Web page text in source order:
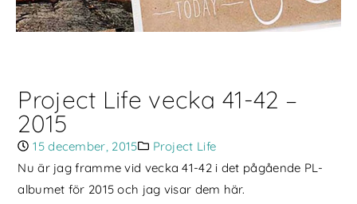
Project Life vecka 41-42 –
2015
15 december, 2015
Project Life
Nu är jag framme vid vecka 41-42 i det pågående PL-
albumet för 2015 och jag visar dem här.